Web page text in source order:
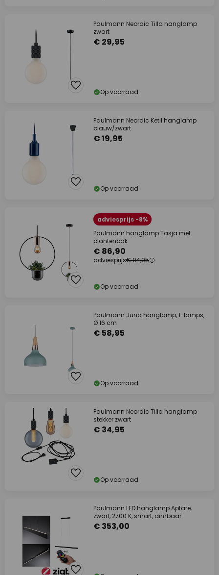
Paulmann Neordic Tilla hanglamp
zwart
€ 29,95
Op voorraad
Paulmann Neordic Ketil hanglamp
blauw/zwart
€ 19,95
Op voorraad
adviesprijs -8%
Paulmann hanglamp Tasja met
plantenbak
€ 86,90
adviesprijs€ 94,95
Op voorraad
Paulmann Juna hanglamp, 1-lamps,
Ø 16 cm
€ 58,95
Op voorraad
Paulmann Neordic Tilla hanglamp
stekker zwart
€ 34,95
Op voorraad
Paulmann LED hanglamp Aptare,
zwart, 2700 K, smart, dimbaar.
€ 353,00